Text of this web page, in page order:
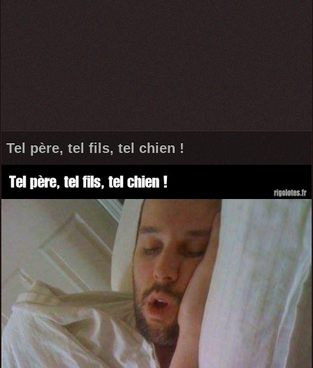
Tel père, tel fils, tel chien !